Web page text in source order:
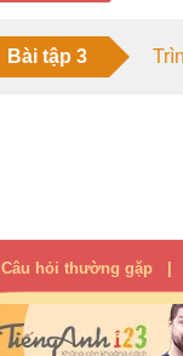
Bài tập 3
Câu hỏi thường gặp